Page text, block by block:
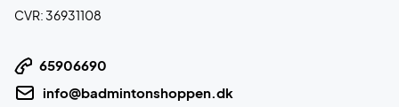
CVR: 36931108
65906690
info@badmintonshoppen.dk